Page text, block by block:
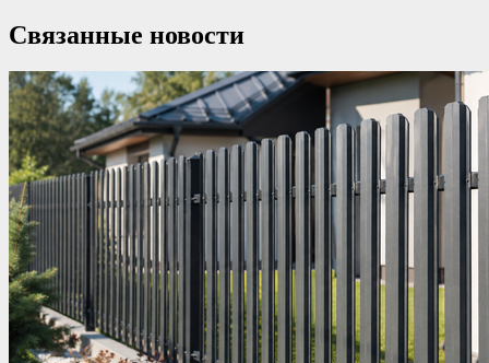
Связанные новости